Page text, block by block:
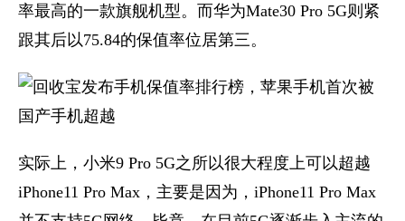
率最高的一款旗舰机型。而华为Mate30 Pro 5G则紧
跟其后以75.84的保值率位居第三。
实际上，小米9 Pro 5G之所以很大程度上可以超越
iPhone11 Pro Max，主要是因为，iPhone11 Pro Max